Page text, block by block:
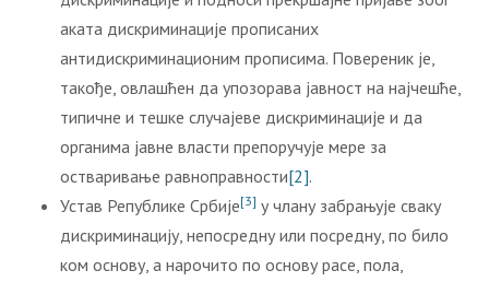
аката дискриминације прописаних
антидискриминационим прописима. Повереник је,
такође, овлашћен да упозорава јавност на најчешће,
типичне и тешке случајеве дискриминације и да
органима јавне власти препоручује мере за
остваривање равноправности[2].
Устав Републике Србије[3] у члану забрањује сваку
дискриминацију, непосредну или посредну, по било
ком основу, а нарочито по основу расе, пола,